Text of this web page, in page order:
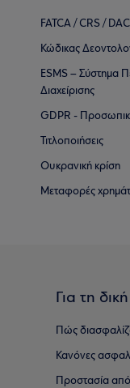
FATCA / CRS /
Κώδικας
ESMS – Σύστημα
Διαχείρισης
GDPR -
Τιτλοποιήσεις
Ουκρανική κρίση
Μεταφορές
Για τη
Πώς
Κανόνες
Προστασία από